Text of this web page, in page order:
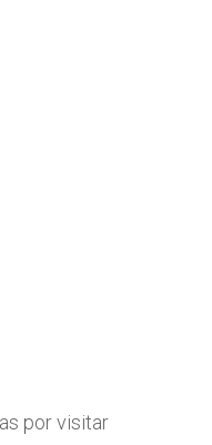
por visitar